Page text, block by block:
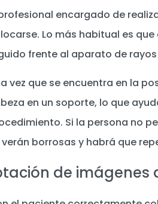
encargado de
Lo más habitual es
frente al aparato de rayos
vez que se encuentra en la
en un soporte, lo que
Si la persona no
verán borrosas y habrá que
de imágenes